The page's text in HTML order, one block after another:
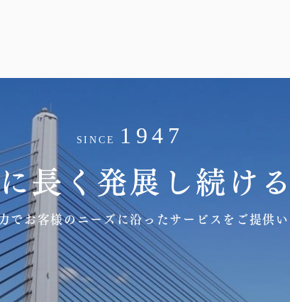
SINCE 1947
長く発展し続け
でお客様のニーズに沿ったサービスをご提供い